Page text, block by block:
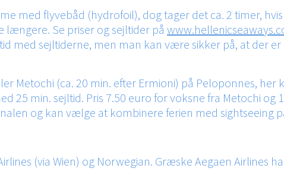
med flyvebåd (hydrofoil), dog tager det ca. 2 timer,
længere. Se priser og sejltider på
med sejltiderne, men man kan være sikker på, at der
Metochi (ca. 20 min. efter Ermioni) på Peloponnes, her
25 min. sejltid. Pris 7.50 euro for voksne fra Metochi og
og kan vælge at kombinere ferien med sightseeing
(via Wien) og Norwegian. Græske Aegaen Airlines